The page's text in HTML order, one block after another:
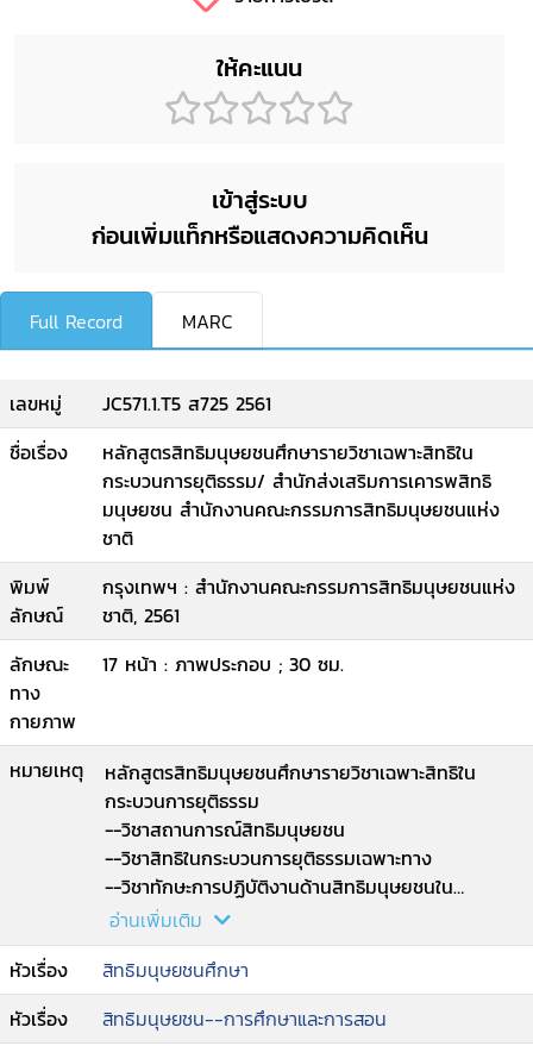
ให้คะแนน
เข้าสู่ระบบ
ก่อนเพิ่มแท็กหรือแสดงความคิดเห็น
Full Record MARC
เลขหมู่
JC571.1.T5 ส725 2561
ชื่อเรื่อง
หลักสูตรสิทธิมนุษยชนศึกษารายวิชาเฉพาะสิทธิใน
กระบวนการยุติธรรม/ สำนักส่งเสริมการเคารพสิทธิ
มนุษยชน สำนักงานคณะกรรมการสิทธิมนุษยชนแห่ง
ชาติ
พิมพ์
ลักษณ์
กรุงเทพฯ : สำนักงานคณะกรรมการสิทธิมนุษยชนแห่ง
ชาติ, 2561
ลักษณะ
ทาง
กายภาพ
17 หน้า : ภาพประกอบ ; 30 ซม.
หมายเหตุ
หลักสูตรสิทธิมนุษยชนศึกษารายวิชาเฉพาะสิทธิใน
กระบวนการยุติธรรม
--วิชาสถานการณ์สิทธิมนุษยชน
--วิชาสิทธิในกระบวนการยุติธรรมเฉพาะทาง
--วิชาทักษะการปฏิบัติงานด้านสิทธิมนุษยชนใน
กระบวนการยุติธรรมเฉพาะทาง
--วิชาวิเคราะห์และสัมมนาปัญหาพิเศษและกรณีศึกษา
ในเรื่องการละเมิด
--สิทธิมนุษยชนในกระบวนการยุติธรรมเฉพาะทาง
--วิชาเทคนิคการเป็นวิทยากรกระบวนการด้านสิทธิ
อ่านเพิ่มเติม
หัวเรื่อง
สิทธิมนุษยชนศึกษา
หัวเรื่อง
สิทธิมนุษยชน--การศึกษาและการสอน